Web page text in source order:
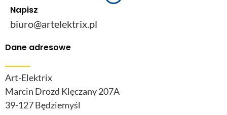
Napisz
biuro@artelektrix.pl
Dane adresowe
Art-Elektrix
Marcin Drozd Klęczany 207A
39-127 Będziemyśl